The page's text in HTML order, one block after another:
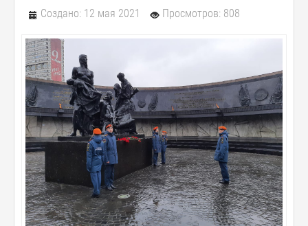
Создано: 12 мая 2021 Просмотров: 808